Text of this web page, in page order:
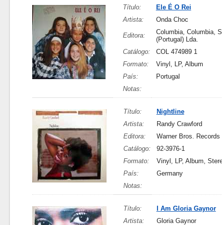
Título:
Ele É O Rei
Artista:
Onda Choc
Editora:
Columbia, Columbia,
(Portugal) Lda.
Catálogo:
COL 474989 1
Formato:
Vinyl, LP, Album
País:
Portugal
Notas:
Título:
Nightline
Artista:
Randy Crawford
Editora:
Warner Bros. Records
Catálogo:
92-3976-1
Formato:
Vinyl, LP, Album,
País:
Germany
Notas:
Título:
I Am Gloria Gaynor
Artista:
Gloria Gaynor